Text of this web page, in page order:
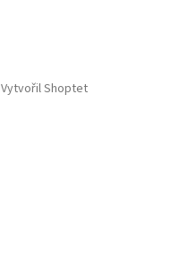
Vytvořil Shoptet